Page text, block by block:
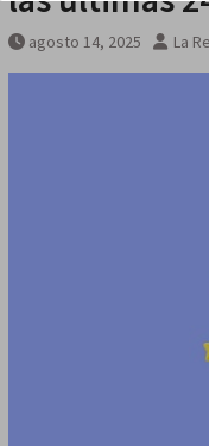
agosto 14, 2025 La